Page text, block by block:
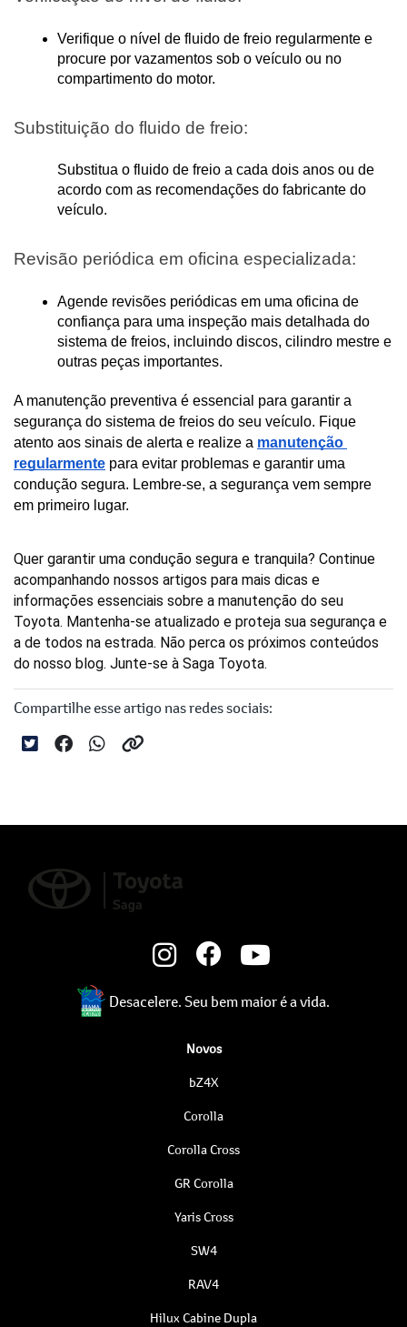
Verifique o nível de fluido de freio regularmente e
procure por vazamentos sob o veículo ou no
compartimento do motor.
Substituição do fluido de freio:
Substitua o fluido de freio a cada dois anos ou de
acordo com as recomendações do fabricante do
veículo.
Revisão periódica em oficina especializada:
Agende revisões periódicas em uma oficina de
confiança para uma inspeção mais detalhada do
sistema de freios, incluindo discos, cilindro mestre e
outras peças importantes.
A manutenção preventiva é essencial para garantir a
segurança do sistema de freios do seu veículo. Fique
atento aos sinais de alerta e realize a manutenção
regularmente para evitar problemas e garantir uma
condução segura. Lembre-se, a segurança vem sempre
em primeiro lugar.
Quer garantir uma condução segura e tranquila? Continue
acompanhando nossos artigos para mais dicas e
informações essenciais sobre a manutenção do seu
Toyota. Mantenha-se atualizado e proteja sua segurança e
a de todos na estrada. Não perca os próximos conteúdos
do nosso blog. Junte-se à Saga Toyota.
Compartilhe esse artigo nas redes sociais:
Desacelere. Seu bem maior é a vida.
Novos
bZ4X
Corolla
Corolla Cross
GR Corolla
Yaris Cross
SW4
RAV4
Hilux Cabine Dupla